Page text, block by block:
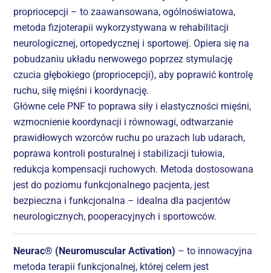
propriocepcji – to zaawansowana, ogólnoświatowa,
metoda fizjoterapii wykorzystywana w rehabilitacji
neurologicznej, ortopedycznej i sportowej. Opiera się na
pobudzaniu układu nerwowego poprzez stymulację
czucia głębokiego (propriocepcji), aby poprawić kontrolę
ruchu, siłę mięśni i koordynację.
Główne cele PNF to poprawa siły i elastyczności mięśni,
wzmocnienie koordynacji i równowagi, odtwarzanie
prawidłowych wzorców ruchu po urazach lub udarach,
poprawa kontroli posturalnej i stabilizacji tułowia,
redukcja kompensacji ruchowych. Metoda dostosowana
jest do poziomu funkcjonalnego pacjenta, jest
bezpieczna i funkcjonalna – idealna dla pacjentów
neurologicznych, pooperacyjnych i sportowców.
Neurac® (Neuromuscular Activation) – to innowacyjna
metoda terapii funkcjonalnej, której celem jest